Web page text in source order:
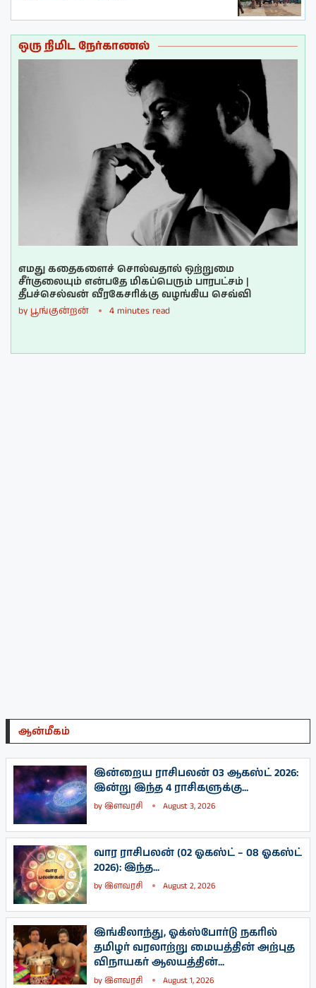
ஒரு நிமிட நேர்காணல்
எமது கதைகளைச் சொல்வதால் ஒற்றுமை
சீர்குலையும் என்பதே மிகப்பெரும் பாரபட்சம் |
தீபச்செல்வன் வீரகேசரிக்கு வழங்கிய செவ்வி
by பூங்குன்றன் 4 minutes read
ஆன்மீகம்
இன்றைய ராசிபலன் 03 ஆகஸ்ட் 2026:
இன்று இந்த 4 ராசிகளுக்கு...
byஇளவரசி August 3, 2026
வார ராசிபலன் (02 ஓகஸ்ட் – 08 ஓகஸ்ட்
2026): இந்த...
byஇளவரசி August 2, 2026
இங்கிலாந்து, ஓக்ஸ்போர்டு நகரில்
தமிழர் வரலாற்று மையத்தின் அற்புத
விநாயகர் ஆலயத்தின்...
byஇளவரசி August 1, 2026